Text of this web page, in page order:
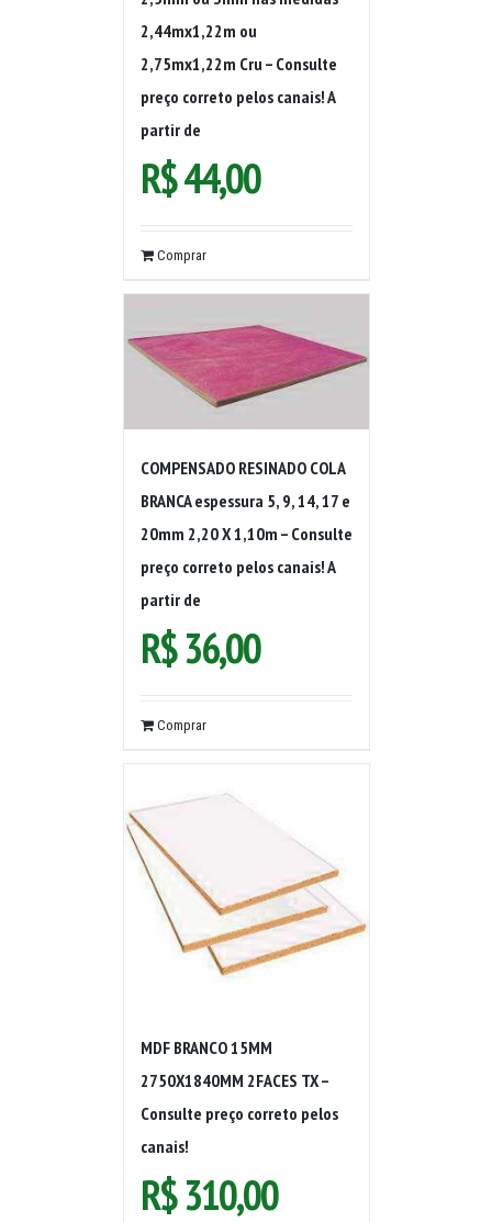
2,44mx1,22m ou
2,75mx1,22m Cru – Consulte
preço correto pelos canais! A
partir de
R$44,00
Comprar
COMPENSADO RESINADO COLA
BRANCA espessura 5, 9, 14, 17 e
20mm 2,20 X 1,10m – Consulte
preço correto pelos canais! A
partir de
R$36,00
Comprar
MDF BRANCO 15MM
2750X1840MM 2FACES TX –
Consulte preço correto pelos
canais!
R$310,00